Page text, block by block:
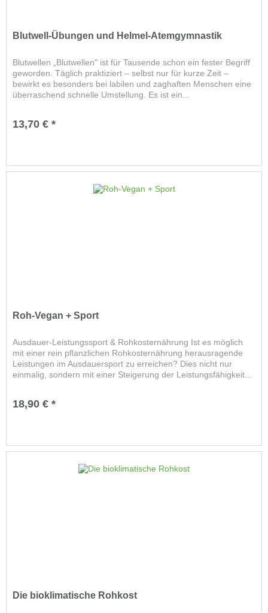
Blutwell-Übungen und Helmel-Atemgymnastik
Blutwellen „Blutwellen" ist für Tausende schon ein fester Begriff
geworden. Täglich praktiziert – selbst nur für kurze Zeit –
bewirkt es besonders bei labilen und zaghaften Menschen eine
überraschend schnelle Umstellung. Es ist ein...
13,70 € *
Roh-Vegan + Sport
Ausdauer-Leistungssport & Rohkosternährung Ist es möglich
mit einer rein pflanzlichen Rohkosternährung herausragende
Leistungen im Ausdauersport zu erreichen? Dies nicht nur
einmalig, sondern mit einer Steigerung der Leistungsfähigkeit...
18,90 € *
Die bioklimatische Rohkost